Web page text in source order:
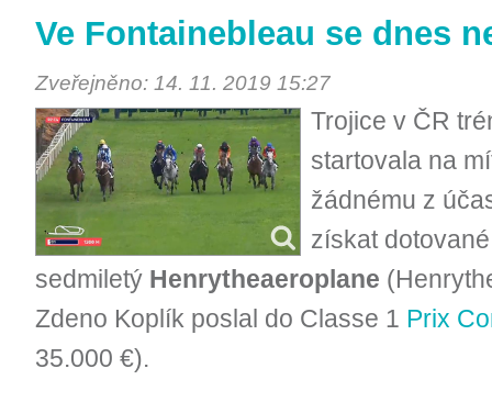
Ve Fontainebleau se dnes
Zveřejněno: 14. 11. 2019 15:27
Trojice v ČR
startovala na
žádnému z
získat
sedmiletý Henrytheaeroplane
Zdeno Koplík poslal do Classe 1 Prix
35.000 €).